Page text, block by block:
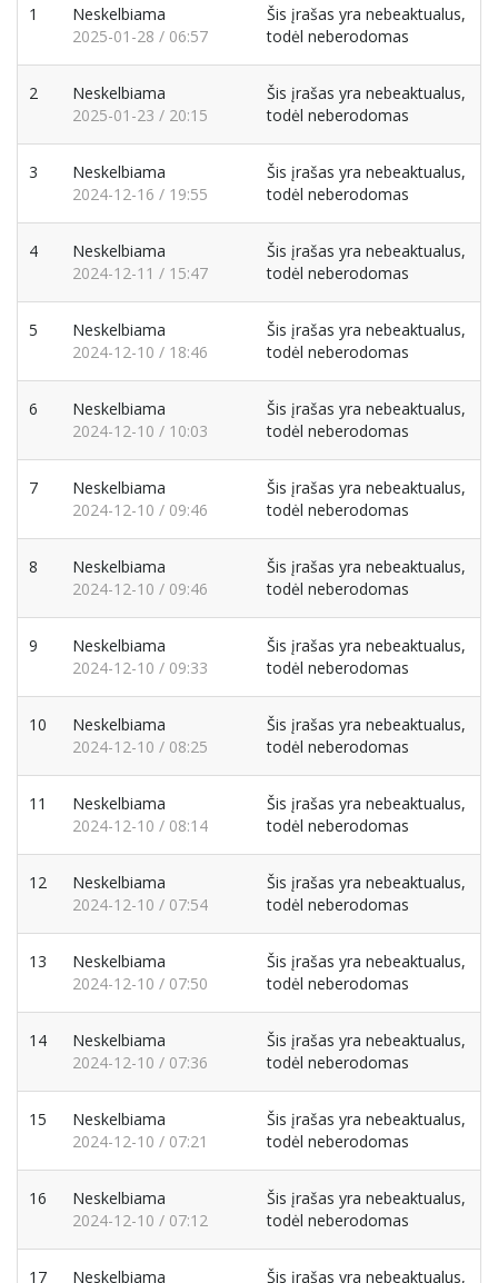
1
Neskelbiama
2025-01-28 / 06:57
Šis įrašas yra nebeaktualus,
todėl neberodomas
2
Neskelbiama
2025-01-23 / 20:15
Šis įrašas yra nebeaktualus,
todėl neberodomas
3
Neskelbiama
2024-12-16 / 19:55
Šis įrašas yra nebeaktualus,
todėl neberodomas
4
Neskelbiama
2024-12-11 / 15:47
Šis įrašas yra nebeaktualus,
todėl neberodomas
5
Neskelbiama
2024-12-10 / 18:46
Šis įrašas yra nebeaktualus,
todėl neberodomas
6
Neskelbiama
2024-12-10 / 10:03
Šis įrašas yra nebeaktualus,
todėl neberodomas
7
Neskelbiama
2024-12-10 / 09:46
Šis įrašas yra nebeaktualus,
todėl neberodomas
8
Neskelbiama
2024-12-10 / 09:46
Šis įrašas yra nebeaktualus,
todėl neberodomas
9
Neskelbiama
2024-12-10 / 09:33
Šis įrašas yra nebeaktualus,
todėl neberodomas
10
Neskelbiama
2024-12-10 / 08:25
Šis įrašas yra nebeaktualus,
todėl neberodomas
11
Neskelbiama
2024-12-10 / 08:14
Šis įrašas yra nebeaktualus,
todėl neberodomas
12
Neskelbiama
2024-12-10 / 07:54
Šis įrašas yra nebeaktualus,
todėl neberodomas
13
Neskelbiama
2024-12-10 / 07:50
Šis įrašas yra nebeaktualus,
todėl neberodomas
14
Neskelbiama
2024-12-10 / 07:36
Šis įrašas yra nebeaktualus,
todėl neberodomas
15
Neskelbiama
2024-12-10 / 07:21
Šis įrašas yra nebeaktualus,
todėl neberodomas
16
Neskelbiama
2024-12-10 / 07:12
Šis įrašas yra nebeaktualus,
todėl neberodomas
17 Neskelbiama Šis įrašas yra nebeaktualus,